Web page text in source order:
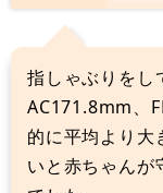
指しゃぶりをし
AC171.8mm、
的に平均より大
いと赤ちゃんが